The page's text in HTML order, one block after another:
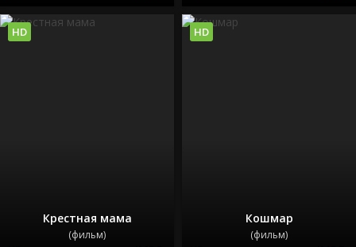
Крестная мама
(фильм)
HD
Кошмар
(фильм)
HD